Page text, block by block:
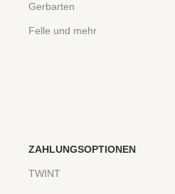
Gerbarten
Felle und mehr
ZAHLUNGSOPTIONEN
TWINT